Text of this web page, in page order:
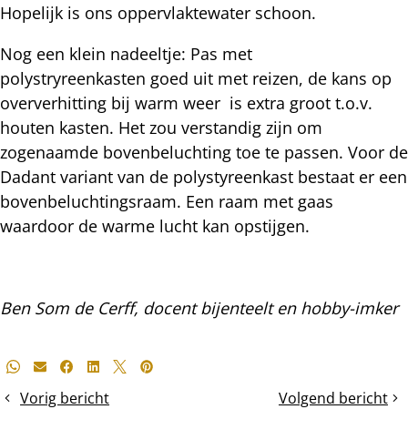
Hopelijk is ons oppervlaktewater schoon.
Nog een klein nadeeltje: Pas met
polystryreenkasten goed uit met reizen, de kans op
oververhitting bij warm weer is extra groot t.o.v.
houten kasten. Het zou verstandig zijn om
zogenaamde bovenbeluchting toe te passen. Voor de
Dadant variant van de polystyreenkast bestaat er een
bovenbeluchtingsraam. Een raam met gaas
waardoor de warme lucht kan opstijgen.
Ben Som de Cerff, docent bijenteelt en hobby-imker
Deel
bericht
Whatsapp
E-mailFacebook
LinkedIn
X Pinterest
Vorig bericht
Het
Volgend bericht
Moer